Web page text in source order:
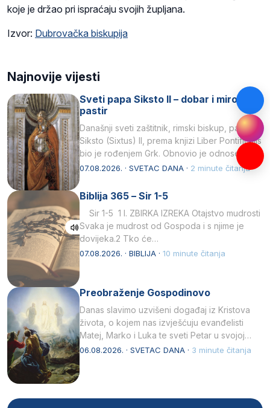
koje je držao pri ispraćaju svojih župljana.
Izvor: Dubrovačka biskupija
Najnovije vijesti
Sveti papa Siksto II – dobar i miroljubiv
pastir
Današnji sveti zaštitnik, rimski biskup, papa
Siksto (Sixtus) II, prema knjizi Liber Pontificalis
bio je rođenjem Grk. Obnovio je odnose s
afričkim…
07.08.2026. · SVETAC DANA · 2 minute čitanja
Biblija 365 – Sir 1-5
Sir 1-5 1 I. ZBIRKA IZREKA Otajstvo mudrosti
Svaka je mudrost od Gospoda i s njime je
dovijeka.2 Tko će…
07.08.2026. · BIBLIJA · 10 minute čitanja
Preobraženje Gospodinovo
Danas slavimo uzvišeni događaj iz Kristova
života, o kojem nas izvješćuju evanđelisti
Matej, Marko i Luka te sveti Petar u svojoj
drugoj…
06.08.2026. · SVETAC DANA · 3 minute čitanja